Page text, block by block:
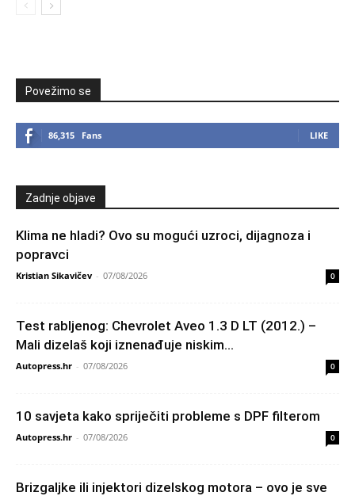
Povežimo se
86,315 Fans LIKE
Zadnje objave
Klima ne hladi? Ovo su mogući uzroci, dijagnoza i
popravci
Kristian Sikavičev - 07/08/2026 0
Test rabljenog: Chevrolet Aveo 1.3 D LT (2012.) –
Mali dizelaš koji iznenađuje niskim...
Autopress.hr - 07/08/2026 0
10 savjeta kako spriječiti probleme s DPF filterom
Autopress.hr - 07/08/2026 0
Brizgaljke ili injektori dizelskog motora – ovo je sve